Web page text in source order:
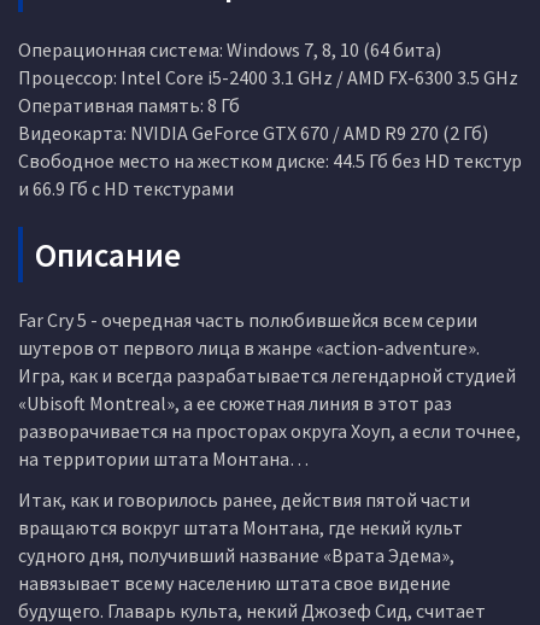
Операционная система: Windows 7, 8, 10 (64 бита)
Процессор: Intel Core i5-2400 3.1 GHz / AMD FX-6300 3.5 GHz
Оперативная память: 8 Гб
Видеокарта: NVIDIA GeForce GTX 670 / AMD R9 270 (2 Гб)
Свободное место на жестком диске: 44.5 Гб без HD текстур
и 66.9 Гб с HD текстурами
Описание
Far Cry 5 - очередная часть полюбившейся всем серии
шутеров от первого лица в жанре «action-adventure».
Игра, как и всегда разрабатывается легендарной студией
«Ubisoft Montreal», а ее сюжетная линия в этот раз
разворачивается на просторах округа Хоуп, а если точнее,
на территории штата Монтана…
Итак, как и говорилось ранее, действия пятой части
вращаются вокруг штата Монтана, где некий культ
судного дня, получивший название «Врата Эдема»,
навязывает всему населению штата свое видение
будущего. Главарь культа, некий Джозеф Сид, считает